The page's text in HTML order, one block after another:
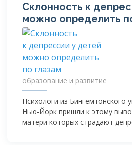
Склонность к
можно определить
образование и развитие
Психологи из Бингемтонского
Нью-Йорк пришли к этому
матери которых страдают